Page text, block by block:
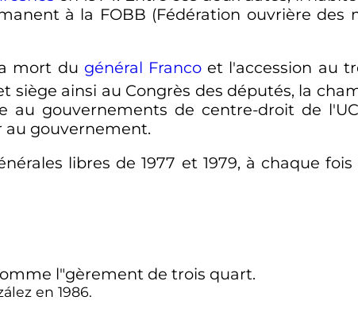
à la FOBB (Fédération ouvrière des
mort du général Franco et l'accession au
siège ainsi au Congrès des députés, la
gouvernements de centre-droit de
au gouvernement.
libres de 1977 et 1979, à chaque
en 1986.